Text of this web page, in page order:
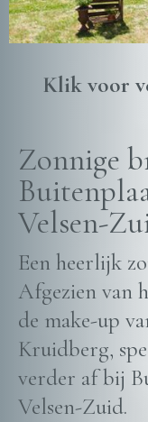
Klik voor
Zonnige
Velsen-
Een heerlijk
Afgezien van
de make-up
Kruidberg,
verder af bij
Velsen-Zuid.